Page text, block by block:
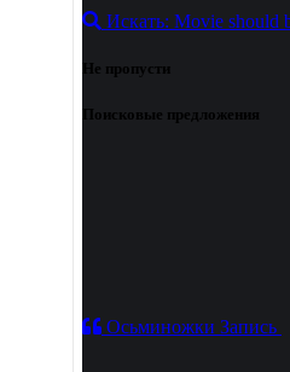
Искать: Movie should
Не пропусти
Поисковые предложения
Осьминожки Запись